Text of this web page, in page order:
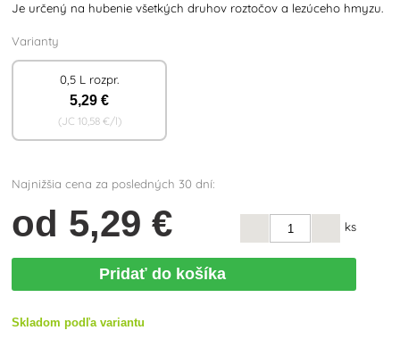
Je určený na hubenie všetkých druhov roztočov a lezúceho hmyzu.
Varianty
0,5 L rozpr.
5,29 €
(JC 10,58 €/l)
Najnižšia cena za posledných 30 dní:
od 5,29 € ks
Pridať do košíka
Skladom podľa variantu